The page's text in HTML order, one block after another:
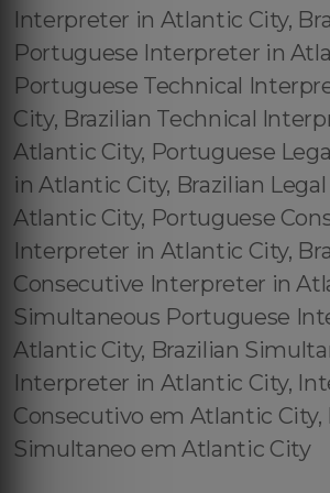
Interpreter in Atlantic City,
Portuguese Interpreter in
Portuguese Technical
City, Brazilian Technical
Atlantic City, Portuguese
in Atlantic City, Brazilian
Atlantic City, Portuguese
Interpreter in Atlantic City,
Consecutive Interpreter in
Simultaneous Portuguese
Atlantic City, Brazilian
Interpreter in Atlantic City,
Consecutivo em Atlantic
Simultaneo em Atlantic City